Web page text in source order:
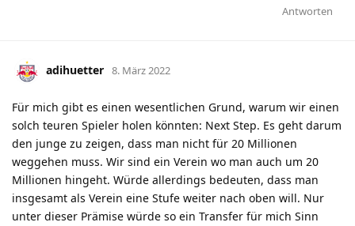
Antworten
adihuetter 8. März 2022
Für mich gibt es einen wesentlichen Grund, warum wir einen
solch teuren Spieler holen könnten: Next Step. Es geht darum
den junge zu zeigen, dass man nicht für 20 Millionen
weggehen muss. Wir sind ein Verein wo man auch um 20
Millionen hingeht. Würde allerdings bedeuten, dass man
insgesamt als Verein eine Stufe weiter nach oben will. Nur
unter dieser Prämise würde so ein Transfer für mich Sinn